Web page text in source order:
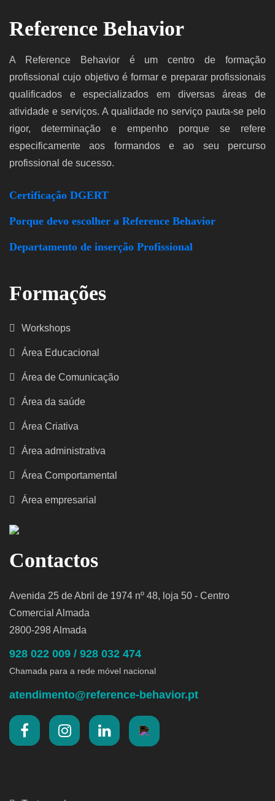
Reference Behavior
A Reference Behavior é um centro de formação
profissional cujo objetivo é formar e preparar profissionais
qualificados e especializados em diversas áreas de
atividade e serviços. A qualidade no serviço pauta-se pelo
rigor, determinação e empenho porque se refere
especificamente aos formandos e ao seu percurso
profissional de sucesso.
Certificação DGERT
Porque devo escolher a Reference Behavior
Departamento de inserção Profissional
Formações
Workshops
Área Educacional
Área de Comunicação
Área da saúde
Área Criativa
Área administrativa
Área Comportamental
Área empresarial
Contactos
Avenida 25 de Abril de 1974 nº 48, loja 50 - Centro
Comercial Almada
2800-298 Almada
928 022 009 / 928 032 474
Chamada para a rede móvel nacional
atendimento@reference-behavior.pt